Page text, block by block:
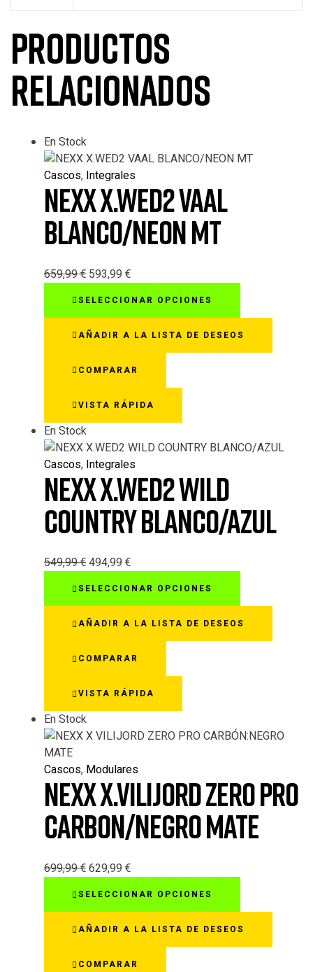
Productos
relacionados
En Stock
Cascos, Integrales
NEXX X.WED2 VAAL
BLANCO/NEON MT
659,99€ 593,99 €
SELECCIONAR OPCIONES
múltiples
variantes.
elegir
de
producto
AÑADIR A LA LISTA DE DESEOS
COMPARAR
VISTA RÁPIDA
En Stock
Cascos, Integrales
NEXX X.WED2 WILD
COUNTRY BLANCO/AZUL
549,99€494,99 €
SELECCIONAR OPCIONES
múltiples
variantes.
elegir
página
de
producto
AÑADIR A LA LISTA DE DESEOS
COMPARAR
VISTA RÁPIDA
En Stock
Cascos, Modulares
NEXX X.VILIJORD ZERO PRO
CARBON/NEGRO MATE
699,99€629,99 €
SELECCIONAR OPCIONES
múltiples
variantes.
AÑADIR A LA LISTA DE DESEOS
COMPARAR